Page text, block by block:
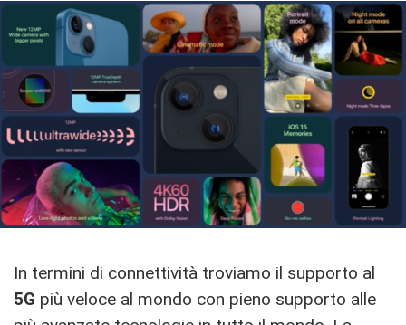
In termini di connettività troviamo il supporto al
5G più veloce al mondo con pieno supporto alle